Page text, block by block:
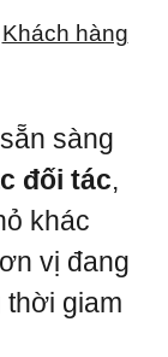
Khách hàng
sàng
đối tác,
khác
vị đang
thời giam